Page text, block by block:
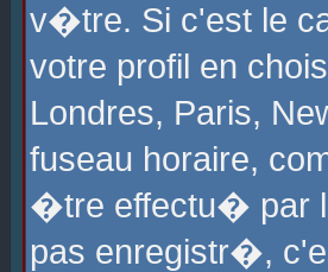
v�tre. Si c'est le
votre profil en
Londres, Paris,
fuseau horaire,
�tre effectu� par
pas enregistr�,